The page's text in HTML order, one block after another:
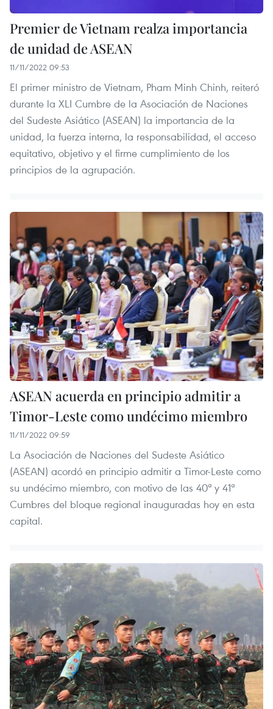
Premier de Vietnam realza importancia
de unidad de ASEAN
11/11/2022 09:53
El primer ministro de Vietnam, Pham Minh Chinh, reiteró
durante la XLI Cumbre de la Asociación de Naciones
del Sudeste Asiático (ASEAN) la importancia de la
unidad, la fuerza interna, la responsabilidad, el acceso
equitativo, objetivo y el firme cumplimiento de los
principios de la agrupación.
ASEAN acuerda en principio admitir a
Timor-Leste como undécimo miembro
11/11/2022 09:59
La Asociación de Naciones del Sudeste Asiático
(ASEAN) acordó en principio admitir a Timor-Leste como
su undécimo miembro, con motivo de las 40ª y 41ª
Cumbres del bloque regional inauguradas hoy en esta
capital.